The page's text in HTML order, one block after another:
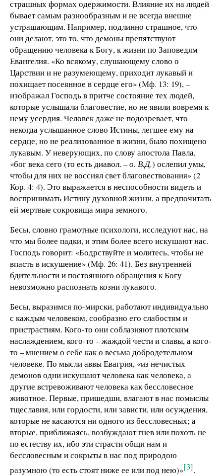
страшных формах одержимости. Влияние их на людей
бывает самым разнообразным и не всегда внешне
устрашающим. Например, подлинно страшное, что
они делают, это то, что демоны препятствуют
обращению человека к Богу, к жизни по Заповедям
Евангелия. «Ко всякому, слушающему слово о
Царствии и не разумеющему, приходит лукавый и
похищает посеянное в сердце его» (Мф. 13: 19), –
изображал Господь в притче состояние тех людей,
которые услышали благовестие, но не явили вовремя к
нему усердия. Человек даже не подозревает, что
некогда услышанное слово Истины, легшее ему на
сердце, но не реализованное в жизни, было похищено
лукавым. У неверующих, по слову апостола Павла,
«бог века сего (то есть диавол. – о. В.Д.) ослепил умы,
чтобы для них не воссиял свет благовествования» (2
Кор. 4: 4). Это выражается в неспособности видеть и
воспринимать Истину духовной жизни, а предпочитать
ей мертвые сокровища мира земного.
Бесы, словно грамотные психологи, исследуют нас, на
что мы более падки, и этим более всего искушают нас.
Господь говорит: «Бодрствуйте и молитесь, чтобы не
впасть в искушение» (Мф. 26: 41). Без внутренней
бдительности и постоянного обращения к Богу
невозможно распознать козни лукавого.
Бесы, выразимся по-мирски, работают индивидуально
с каждым человеком, сообразно его слабостям и
пристрастиям. Кого-то они соблазняют плотским
наслаждением, кого-то – жаждой чести и славы, а кого-
то – мнением о себе как о весьма добродетельном
человеке. По мысли аввы Евагрия, «из нечистых
демонов одни искушают человека как человека, а
другие встревоживают человека как бессловесное
животное. Первые, пришедши, влагают в нас помыслы
тщеславия, или гордости, или зависти, или осуждения,
которые не касаются ни одного из бессловесных; а
вторые, приближаясь, возбуждают гнев или похоть не
по естеству их, ибо эти страсти общи нам и
бессловесным и сокрыты в нас под природою
разумною (то есть стоят ниже ее или под нею)»[3].